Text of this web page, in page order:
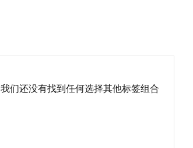
我们还没有找到任何选择其他标签组合